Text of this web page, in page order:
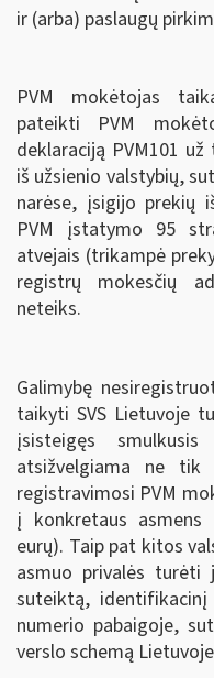
ir (arba) paslaugų
PVM mokėtojas
pateikti PVM
deklaraciją PVM101
iš užsienio valstybių,
narėse, įsigijo prekių
PVM įstatymo 95
atvejais (trikampė
registrų mokesčių
neteiks.
Galimybę
taikyti SVS Lietuvoje
įsisteigęs
atsižvelgiama ne
registravimosi PVM
į konkretaus asmens
eurų). Taip pat kitos
asmuo privalės turėti
suteiktą, identifikacinį
numerio pabaigoje,
verslo schemą